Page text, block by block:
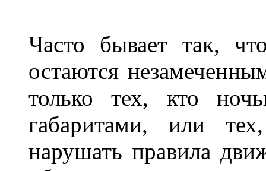
Часто бывает так,
остаются
только тех, кто
габаритами, или
нарушать правила